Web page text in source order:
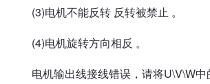
(3)电机不能反转 反转被禁止 。
(4)电机旋转方向相反 。
电机输出线接线错误，请将U\V\W中